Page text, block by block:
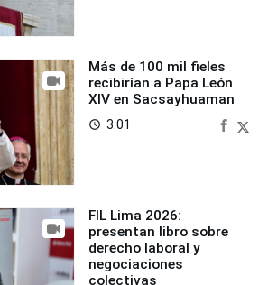
Más de 100 mil fieles
recibirían a Papa León
XIV en Sacsayhuaman
access_time 3:01
FIL Lima 2026:
presentan libro sobre
derecho laboral y
negociaciones
colectivas